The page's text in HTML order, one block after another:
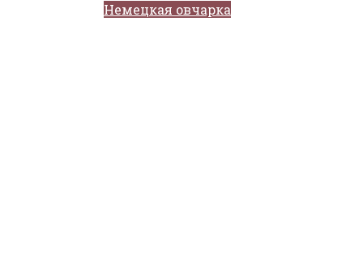
Немецкая овчарка